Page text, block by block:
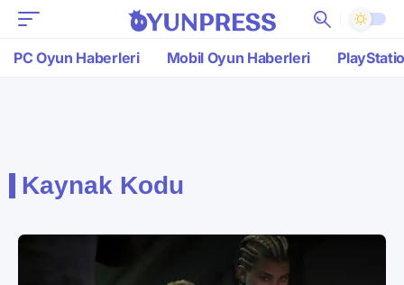
PC Oyun Haberleri Mobil Oyun Haberleri
Kaynak Kodu